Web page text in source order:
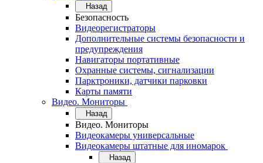
Назад
Безопасность
Видеорегистраторы
Дополнительные системы безопасности и
предупреждения
Навигаторы портативные
Охранные системы, сигнализации
Парктроники, датчики парковки
Карты памяти
Видео. Мониторы
Назад
Видео. Мониторы
Видеокамеры универсальные
Видеокамеры штатные для иномарок
Назад